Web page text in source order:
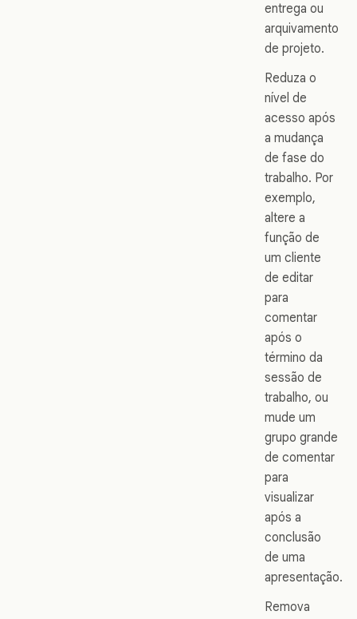
entrega ou
arquivamento
de projeto.
Reduza o
nível de
acesso após
a mudança
de fase do
trabalho. Por
exemplo,
altere a
função de
um cliente
de editar
para
comentar
após o
término da
sessão de
trabalho, ou
mude um
grupo grande
de comentar
para
visualizar
após a
conclusão
de uma
apresentação.
Remova